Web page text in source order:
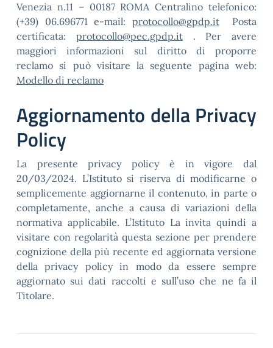
Venezia n.11 – 00187 ROMA Centralino telefonico:
(+39) 06.696771 e-mail: protocollo@gpdp.itPosta
certificata: protocollo@pec.gpdp.it. Per avere
maggiori informazioni sul diritto di proporre
reclamo si può visitare la seguente pagina web:
Modello di reclamo
Aggiornamento della Privacy
Policy
La presente privacy policy è in vigore dal
20/03/2024. L’Istituto si riserva di modificarne o
semplicemente aggiornarne il contenuto, in parte o
completamente, anche a causa di variazioni della
normativa applicabile. L’Istituto La invita quindi a
visitare con regolarità questa sezione per prendere
cognizione della più recente ed aggiornata versione
della privacy policy in modo da essere sempre
aggiornato sui dati raccolti e sull’uso che ne fa il
Titolare.